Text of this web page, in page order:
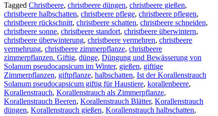
Tagged Christbeere, christbeere düngen, christbeere gießen,
christbeere halbschatten, christbeere pflege, christbeere pflegen,
christbeere rückschnitt, christbeere schatten, christbeere schneiden,
christbeere sonne, christbeere standort, christbeere überwintern,
christbeere überwinterung, christbeere vermehren, christbeere
vermehrung, christbeere zimmerpflanze, christbeere
zimmerpflanzen. Giftig, dünge, Düngung und Bewässerung von
Solanum pseudocapsicum im Winter, gießen, giftige
Zimmerpflanzen, giftpflanze, halbschatten, Ist der Korallenstrauch
Solanum pseudocapsicum giftig für Haustiere, korallenbeere,
Korallenstrauch, Korallenstrauch als Zimmerpflanze,
Korallenstrauch Beeren, Korallenstrauch Blätter, Korallenstrauch
düngen, Korallenstrauch gießen, Korallenstrauch halbschatten,